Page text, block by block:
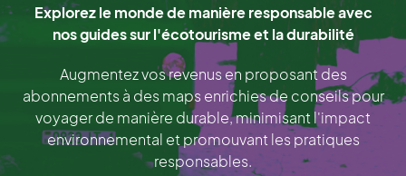
Explorez le monde de manière responsable avec
nos guides sur l'écotourisme et la durabilité
Augmentez vos revenus en proposant des
abonnements à des maps enrichies de conseils pour
voyager de manière durable, minimisant l'impact
environnemental et promouvant les pratiques
responsables.